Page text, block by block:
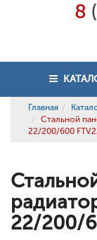
8
Главная
Стальной
22/200/600
22/200/